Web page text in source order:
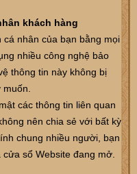
khách hàng
nhân của bạn bằng mọi
nhiều công nghệ bảo
thông tin này không bị
các thông tin liên quan
nên chia sẻ với bất kỳ
chung nhiều người, bạn
sổ Website đang mở.